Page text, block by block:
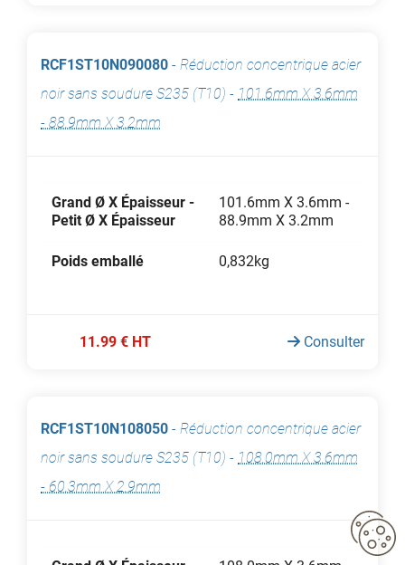
RCF1ST10N090080 - Réduction concentrique acier
noir sans soudure S235 (T10) - 101.6mm X 3.6mm
- 88.9mm X 3.2mm
Grand Ø X Épaisseur -
Petit Ø X Épaisseur
101.6mm X 3.6mm -
88.9mm X 3.2mm
Poids emballé 0,832kg
11.99 € HT Consulter
RCF1ST10N108050 - Réduction concentrique acier
noir sans soudure S235 (T10) - 108.0mm X 3.6mm
- 60.3mm X 2.9mm